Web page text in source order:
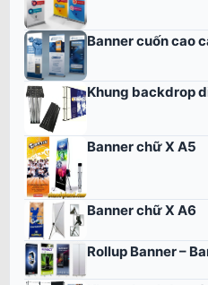
Banner cuốn cao
Khung backdrop
Banner chữ X A5
Banner chữ X A6
Rollup Banner –